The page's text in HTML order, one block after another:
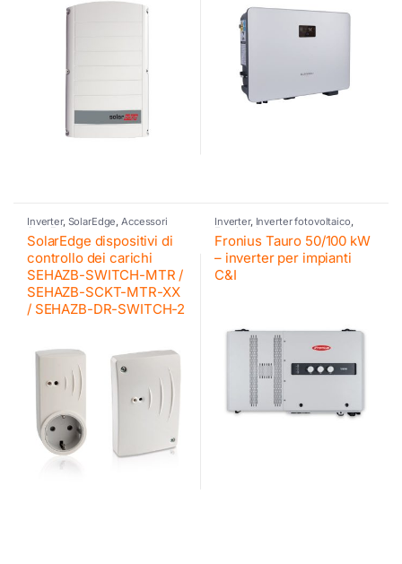
Inverter, SolarEdge,Accessori
SolarEdge
SolarEdge dispositivi di
controllo dei carichi
SEHAZB-SWITCH-MTR /
SEHAZB-SCKT-MTR-XX
/ SEHAZB-DR-SWITCH-2
Inverter, Inverter fotovoltaico,
Fronius Inverter commerciali
Fronius
Fronius Tauro 50/100 kW
– inverter per impianti
C&I